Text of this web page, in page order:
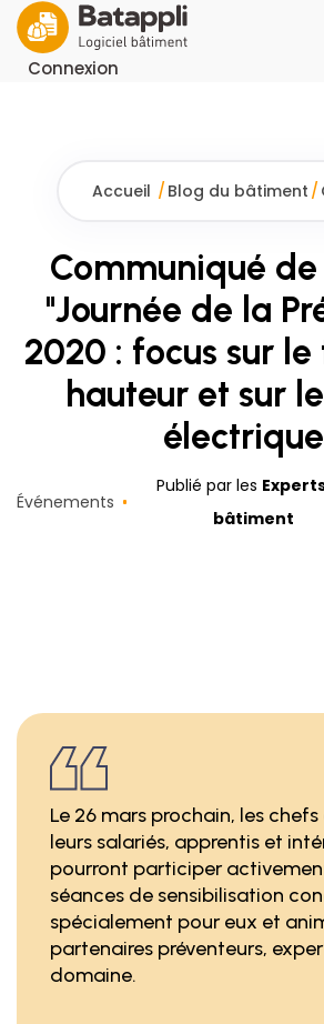
Connexion
Accueil / Blog du bâtiment /
Communiqué de
"Journée de la
2020 : focus sur
hauteur et sur
Événements
Publié par les
bâtiment
Le 26 mars prochain, les chefs
leurs salariés, apprentis et
pourront participer
séances de sensibilisation
spécialement pour eux et
partenaires préventeurs,
domaine.